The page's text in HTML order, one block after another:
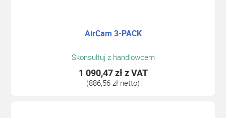
AirCam 3-PACK
Skonsultuj z handlowcem
1 090,47 złz VAT
(886,56 zł netto)